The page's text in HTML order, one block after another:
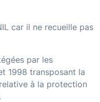
car il ne recueille pas
par les
1998 transposant la
à la protection